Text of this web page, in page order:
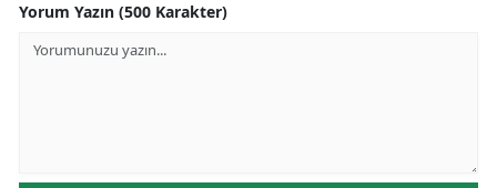
Yorum Yazın (500 Karakter)